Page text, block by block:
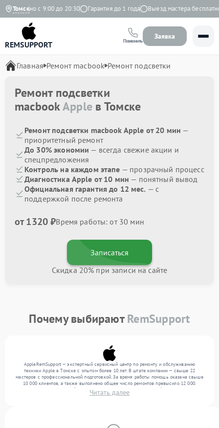
Томскс 9:00 до 20:30 Гарантия до 1 года Выезд мастера бесплатно
REMSUPPORT Позвонить
Заявка
Главная Ремонт macbook Ремонт подсветки
Ремонт подсветки
macbookApple в Томске
Ремонт подсветки macbook Apple от 20 мин —
приоритетный ремонт
До 30% экономии — всегда свежие акции и
спецпредложения
Контроль на каждом этапе — прозрачный процесс
Диагностика Apple от 10 мин — понятный вывод
Официальная гарантия до 12 мес. — с
поддержкой после ремонта
от 1320 ₽Время работы: от 30 мин
Записаться
Скидка 20% при записи на сайте
Почему выбираютRemSupport
AppleRemSupport — экспертный сервисный центр по ремонту и обслуживанию
техники Apple в Томске с опытом более 10 лет. В штате компании — свыше 22
мастеров с профессиональной подготовкой. За время работы помощь оказана свыше
10 000 клиентов, а также выполнено общее число ремонтов превысило 12 000.
Ежемесячно в сервисный центр поступает более 300 обращений, включая , , . Мы
выполняем ремонт различного уровня сложности и гарантируем высокое качество
Читать далее